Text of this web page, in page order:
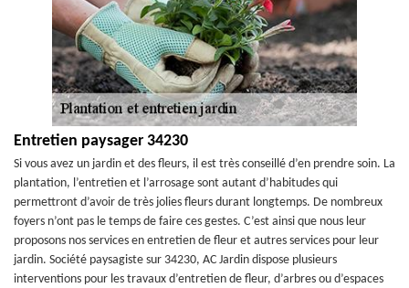
Entretien paysager 34230
Si vous avez un jardin et des fleurs, il est très conseillé d’en prendre soin. La
plantation, l’entretien et l’arrosage sont autant d’habitudes qui
permettront d’avoir de très jolies fleurs durant longtemps. De nombreux
foyers n’ont pas le temps de faire ces gestes. C’est ainsi que nous leur
proposons nos services en entretien de fleur et autres services pour leur
jardin. Société paysagiste sur 34230, AC Jardin dispose plusieurs
interventions pour les travaux d’entretien de fleur, d’arbres ou d’espaces